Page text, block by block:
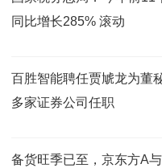
同比增长285% 滚动
百胜智能聘任贾虓龙为董
多家证券公司任职
备货旺季已至，京东方A